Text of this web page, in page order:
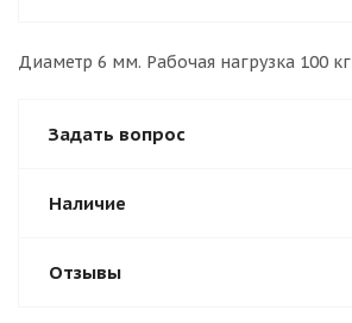
Диаметр 6 мм. Рабочая нагрузка 100 кг
Задать вопрос
Наличие
Отзывы